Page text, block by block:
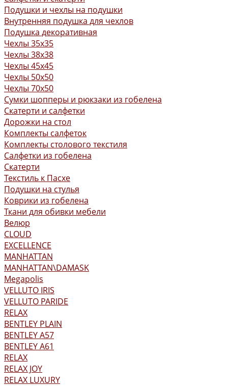
Подушки и чехлы на подушки
Внутренняя подушка для чехлов
Подушка декоративная
Чехлы 35x35
Чехлы 38х38
Чехлы 45x45
Чехлы 50x50
Чехлы 70x50
Сумки шопперы и рюкзаки из гобелена
Скатерти и салфетки
Дорожки на стол
Комплекты салфеток
Комплекты столового текстиля
Салфетки из гобелена
Скатерти
Текстиль к Пасхе
Подушки на стулья
Коврики из гобелена
Ткани для обивки мебели
Велюр
CLOUD
EXCELLENCE
MANHATTAN
MANHATTAN\DAMASK
Megapolis
VELLUTO IRIS
VELLUTO PARIDE
RELAX
BENTLEY PLAIN
BENTLEY А57
BENTLEY А61
RELAX
RELAX JOY
RELAX LUXURY